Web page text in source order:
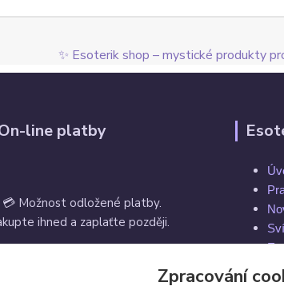
✨ Esoterik shop – mystické produkty
line platby
💳 Možnost odložené platby.
ihned a zaplaťte později.
Zpracování